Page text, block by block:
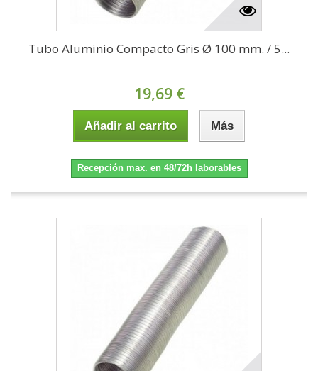
Tubo Aluminio Compacto Gris Ø 100 mm. / 5...
19,69 €
Añadir al carrito Más
Recepción max. en 48/72h laborables